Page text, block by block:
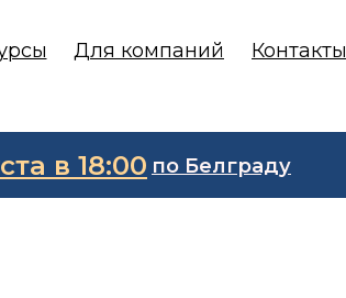
Для компаний Контакты
в 18:00 по Белграду